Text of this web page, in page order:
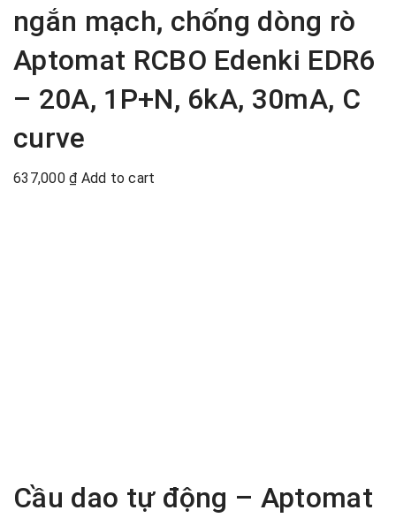
ngắn mạch, chống dòng rò
Aptomat RCBO Edenki EDR6
– 20A, 1P+N, 6kA, 30mA, C
curve
637,000 ₫ Add to cart
Cầu dao tự động – Aptomat